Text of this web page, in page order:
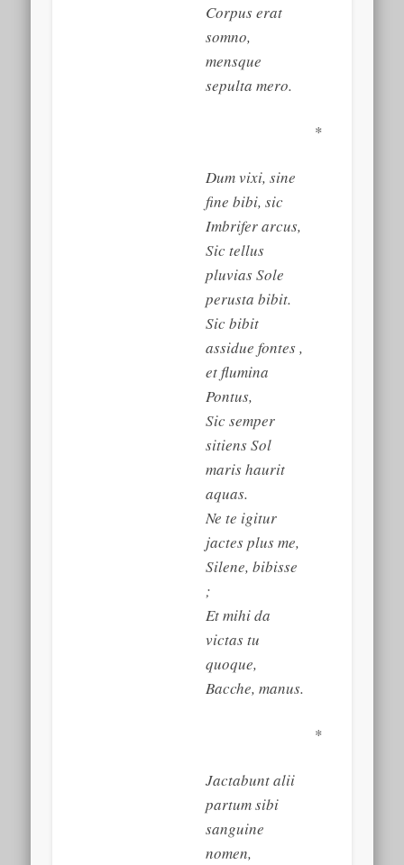
Corpus erat
somno,
mensque
sepulta mero.
*
Dum vixi, sine
fine bibi, sic
Imbrifer arcus,
Sic tellus
pluvias Sole
perusta bibit.
Sic bibit
assidue fontes ,
et flumina
Pontus,
Sic semper
sitiens Sol
maris haurit
aquas.
Ne te igitur
jactes plus me,
Silene, bibisse
;
Et mihi da
victas tu
quoque,
Bacche, manus.
*
Jactabunt alii
partum sibi
sanguine
nomen,